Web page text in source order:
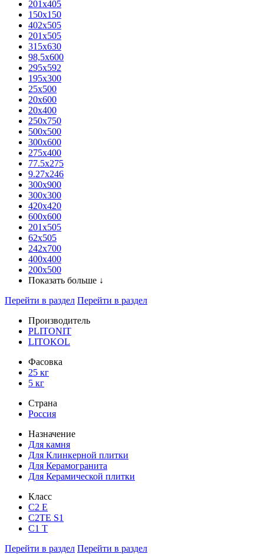
201x405
150x150
402x505
201x505
315x630
98,5х600
295x592
195х300
25x500
20х600
20х400
250x750
500x500
300x600
275x400
77.5х275
9.27x246
300x900
300x300
420х420
600х600
201х505
62х505
242х700
400х400
200х500
Показать больше ↓
Перейти в раздел Перейти в раздел
Производитель
PLITONIT
LITOKOL
Фасовка
25 кг
5 кг
Страна
Россия
Назначение
Для камня
Для Клинкерной плитки
Для Керамогранита
Для Керамической плитки
Класс
С2 Е
C2TE S1
C1 T
Перейти в раздел Перейти в раздел